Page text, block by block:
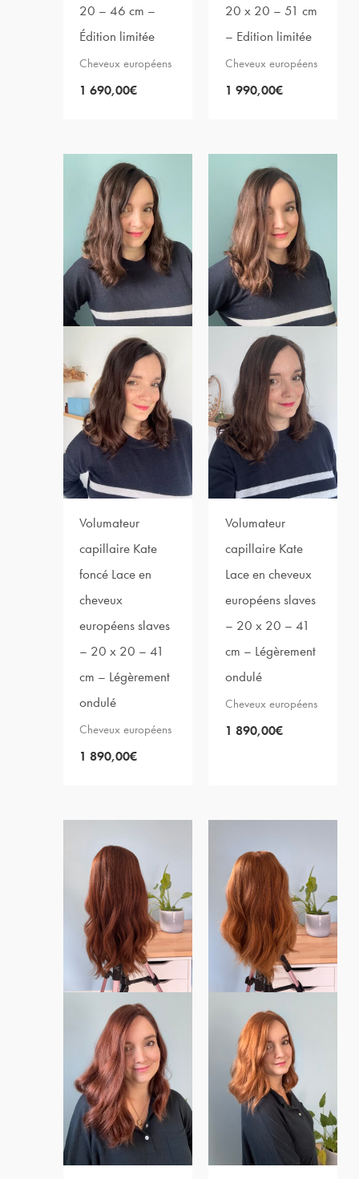
20 – 46 cm –
Édition limitée
Cheveux européens
1 690,00€
20 x 20 – 51 cm
– Edition limitée
Cheveux européens
1 990,00€
Volumateur
capillaire Kate
foncé Lace en
cheveux
européens slaves
– 20 x 20 – 41
cm – Légèrement
ondulé
Cheveux européens
1 890,00€
Volumateur
capillaire Kate
Lace en cheveux
européens slaves
– 20 x 20 – 41
cm – Légèrement
ondulé
Cheveux européens
1 890,00€